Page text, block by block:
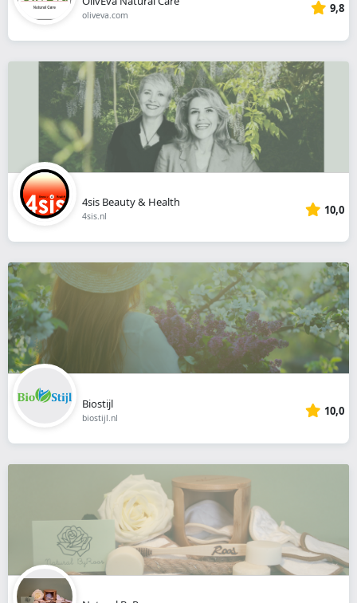
oliveva.com 9,8
4sis Beauty & Health
4sis.nl 10,0
Biostijl
biostijl.nl 10,0